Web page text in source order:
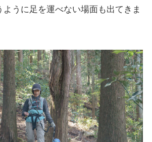
うに足を運べない場面も出てきま